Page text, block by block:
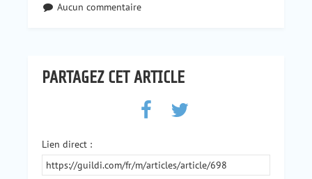
Aucun commentaire
PARTAGEZ CET ARTICLE
Lien direct :